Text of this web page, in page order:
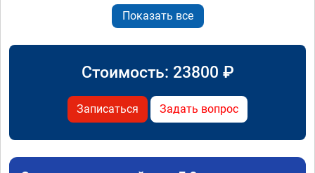
Показать все
Стоимость: 23800 ₽
Записаться Задать вопрос